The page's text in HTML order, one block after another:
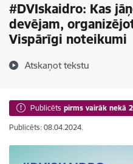
#DVIskaidro: Kas
devējam,
Vispārīgi noteikumi
Atskaņot tekstu
Publicēts pirms vairāk nekā
Publicēts: 08.04.2024.